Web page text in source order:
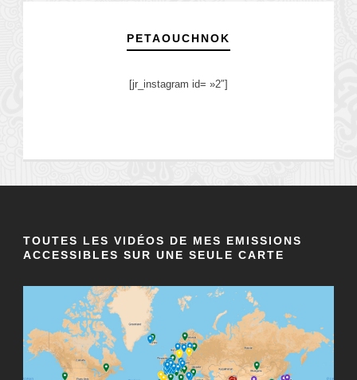
PETAOUCHNOK
[jr_instagram id= »2″]
TOUTES LES VIDÉOS DE MES EMISSIONS
ACCESSIBLES SUR UNE SEULE CARTE